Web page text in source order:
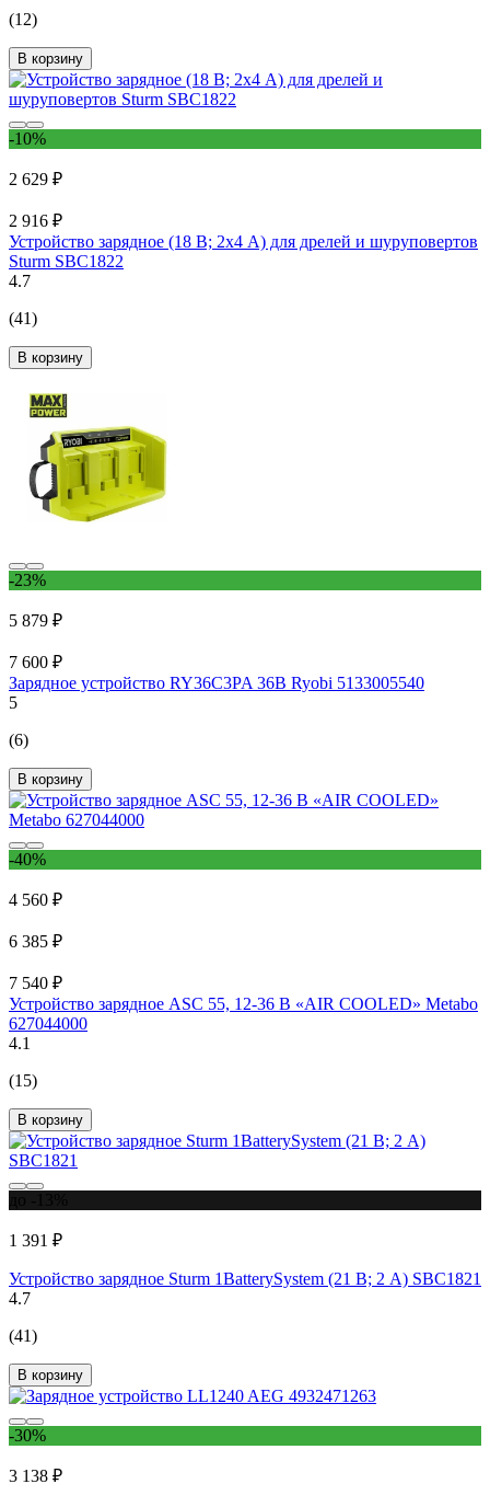
(12)
В корзину
-10%
2 629 ₽
2 916 ₽
Устройство зарядное (18 В; 2х4 А) для дрелей и шуруповертов
Sturm SBC1822
4.7
(41)
В корзину
-23%
5 879 ₽
7 600 ₽
Зарядное устройство RY36C3PA 36В Ryobi 5133005540
5
(6)
В корзину
-40%
4 560 ₽
6 385 ₽
7 540 ₽
Устройство зарядное ASC 55, 12-36 В «AIR COOLED» Metabo
627044000
4.1
(15)
В корзину
1 391 ₽
Устройство зарядное Sturm 1BatterySystem (21 В; 2 А) SBC1821
4.7
(41)
В корзину
-30%
3 138 ₽